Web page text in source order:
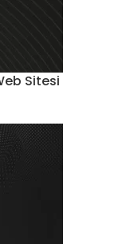
Sitesi